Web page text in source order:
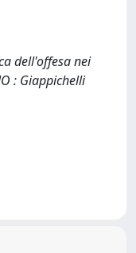
dell'offesa nei
: Giappichelli